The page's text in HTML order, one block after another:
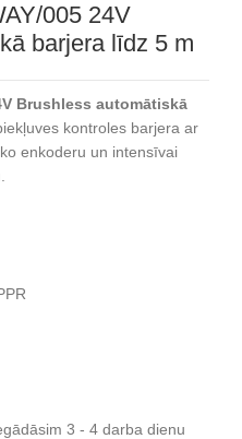
005 24V
barjera līdz 5 m
Brushless automātiskā
kontroles barjera ar
enkoderu un intensīvai
3 - 4 darba dienu